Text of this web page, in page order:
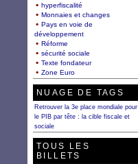
hyperfiscalité
Monnaies et changes
Pays en voie de
développement
Réforme
sécurité sociale
Texte fondateur
Zone Euro
NUAGE DE TAGS
Retrouver la 3e place mondiale pour
le PIB par tête : la cible fiscale et
sociale
TOUS LES
BILLETS